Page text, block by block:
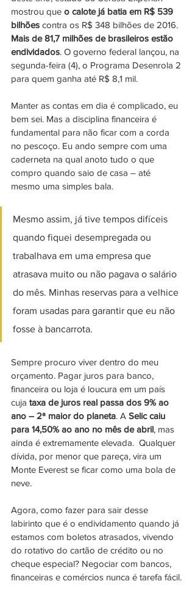
mostrou que o calote já batia em R$ 539
bilhões contra os R$ 348 bilhões de 2016.
Mais de 81,7 milhões de brasileiros estão
endividados. O governo federal lançou, na
segunda-feira (4), o Programa Desenrola 2
para quem ganha até R$ 8,1 mil.
Manter as contas em dia é complicado, eu
bem sei. Mas a disciplina financeira é
fundamental para não ficar com a corda
no pescoço. Eu ando sempre com uma
caderneta na qual anoto tudo o que
compro quando saio de casa – até
mesmo uma simples bala.
Mesmo assim, já tive tempos difíceis
quando fiquei desempregada ou
trabalhava em uma empresa que
atrasava muito ou não pagava o salário
do mês. Minhas reservas para a velhice
foram usadas para garantir que eu não
fosse à bancarrota.
Sempre procuro viver dentro do meu
orçamento. Pagar juros para banco,
financeira ou loja é loucura em um país
cuja taxa de juros real passa dos 9% ao
ano – 2ª maior do planeta. A Selic caiu
para 14,50% ao ano no mês de abril, mas
ainda é extremamente elevada.  Qualquer
dívida, por menor que pareça, vira um
Monte Everest se ficar como uma bola de
neve.
Agora, como fazer para sair desse
labirinto que é o endividamento quando já
estamos com boletos atrasados, vivendo
do rotativo do cartão de crédito ou no
cheque especial? Negociar com bancos,
financeiras e comércios nunca é tarefa fácil.